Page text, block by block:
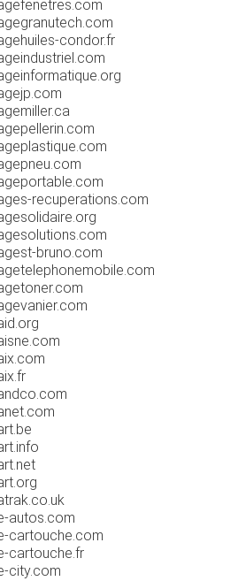
condor.fr
recuperations.com
bruno.com
autos.com
cartouche.com
cartouche.fr
city.com